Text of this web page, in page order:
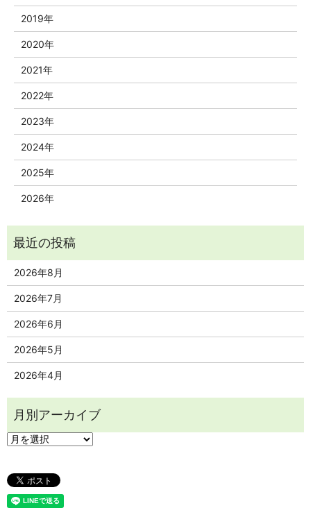
2019年
2020年
2021年
2022年
2023年
2024年
2025年
2026年
2026年8月
2026年7月
2026年6月
2026年5月
2026年4月